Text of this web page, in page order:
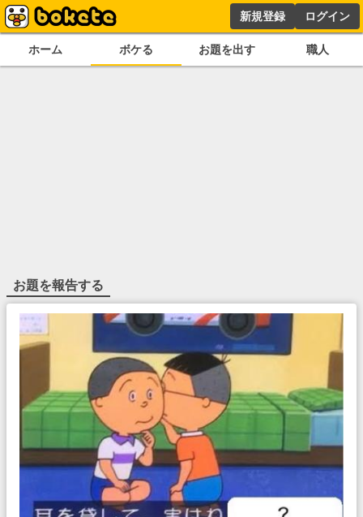
新規登録 ログイン
ホーム ボケる お題を出す 職人
お題を報告する